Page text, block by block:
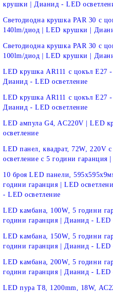
крушки | Дианид - LED
Светодиодна крушка PAR 30 с
140lm/диод | LED крушки |
Светодиодна крушка PAR 30 с
100lm/диод | LED крушки |
LED крушка AR111 с цокъл E27
Дианид - LED осветление
LED крушка AR111 с цокъл E27
Дианид - LED осветление
LED ампула G4, AC220V | LED
осветление
LED панел, квадрат, 72W, 220V
осветление с 5 години
10 броя LED панели,
години гаранция | LED
- LED осветление
LED камбана, 100W, 5 години
години гаранция | Дианид - LED
LED камбана, 150W, 5 години
години гаранция | Дианид - LED
LED камбана, 200W, 5 години
години гаранция | Дианид - LED
LED пура T8, 1200mm, 18W,